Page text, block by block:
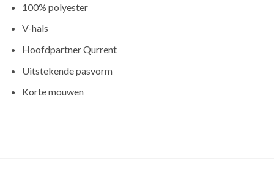
100% polyester
V-hals
Hoofdpartner Qurrent
Uitstekende pasvorm
Korte mouwen